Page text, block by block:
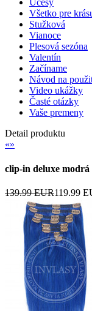
Účesy
Všetko pre
Stužková
Vianoce
Plesová sezóna
Valentín
Začíname
Návod na
Video ukážky
Časté otázky
Vaše premeny
Detail produktu
«»
clip-in deluxe modrá
139.99 EUR119.99